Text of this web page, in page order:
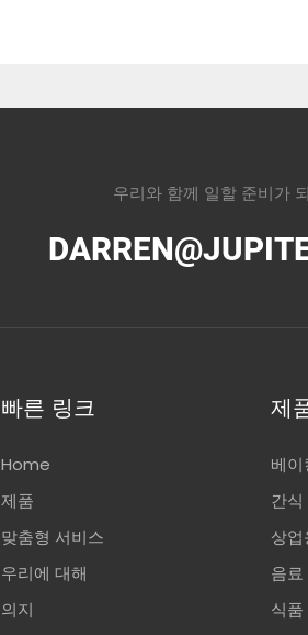
우리와 함께 일할 준비가
빠른 링크
Home
제품
맞춤형 서비스
우리에 대해
의지
제
베이
간식
상
음료
식품